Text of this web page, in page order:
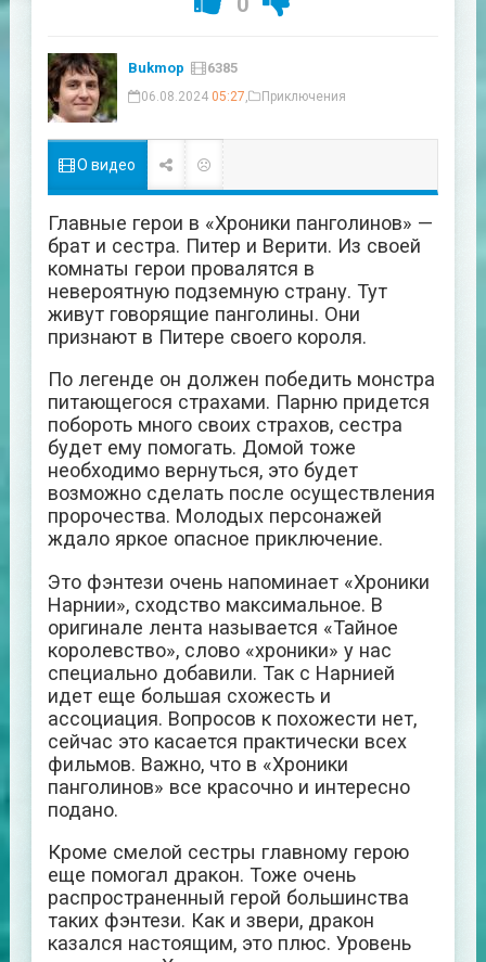
Bukmop 6385
06.08.2024 05:27 Приключения
О видео
Главные герои в «Хроники панголинов» —
брат и сестра. Питер и Верити. Из своей
комнаты герои провалятся в
невероятную подземную страну. Тут
живут говорящие панголины. Они
признают в Питере своего короля.
По легенде он должен победить монстра
питающегося страхами. Парню придется
побороть много своих страхов, сестра
будет ему помогать. Домой тоже
необходимо вернуться, это будет
возможно сделать после осуществления
пророчества. Молодых персонажей
ждало яркое опасное приключение.
Это фэнтези очень напоминает «Хроники
Нарнии», сходство максимальное. В
оригинале лента называется «Тайное
королевство», слово «хроники» у нас
специально добавили. Так с Нарнией
идет еще большая схожесть и
ассоциация. Вопросов к похожести нет,
сейчас это касается практически всех
фильмов. Важно, что в «Хроники
панголинов» все красочно и интересно
подано.
Кроме смелой сестры главному герою
еще помогал дракон. Тоже очень
распространенный герой большинства
таких фэнтези. Как и звери, дракон
казался настоящим, это плюс. Уровень